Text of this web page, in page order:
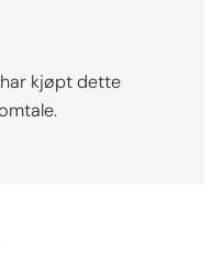
kjøpt dette